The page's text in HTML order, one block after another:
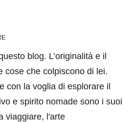
blog. L’originalità e il
cose che colpiscono di lei.
con la voglia di esplorare il
e spirito nomade sono i suoi
viaggiare, l'arte